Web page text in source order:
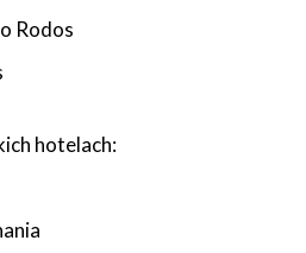
Rodos
hotelach: